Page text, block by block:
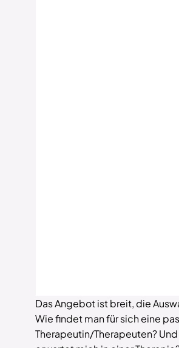
Das Angebot ist breit, die
Wie findet man für sich eine
Therapeutin/Therapeuten?